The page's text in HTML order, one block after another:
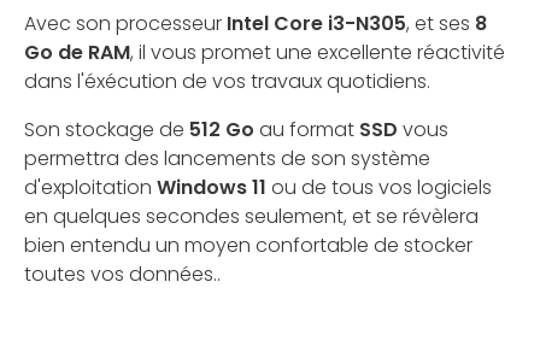
Avec son processeur Intel Core i3-N305, et ses 8
Go de RAM, il vous promet une excellente réactivité
dans l'éxécution de vos travaux quotidiens.
Son stockage de 512 Go au format SSD vous
permettra des lancements de son système
d'exploitation Windows 11 ou de tous vos logiciels
en quelques secondes seulement, et se révèlera
bien entendu un moyen confortable de stocker
toutes vos données..